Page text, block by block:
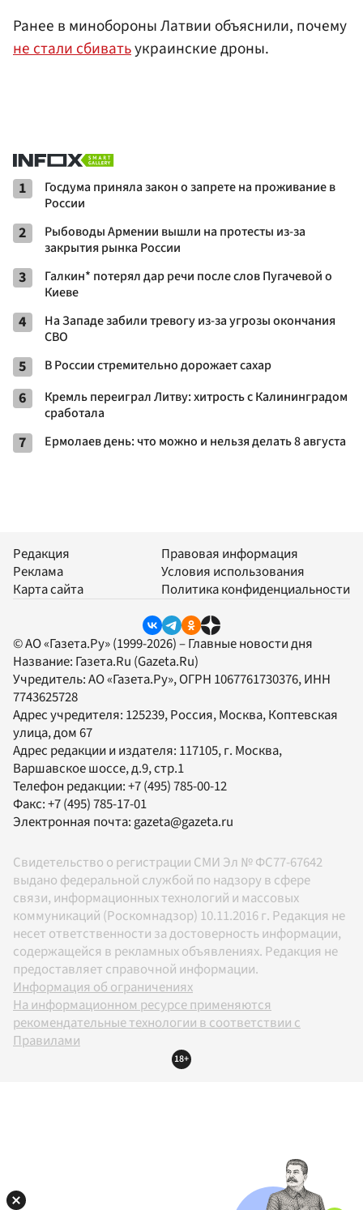
Ранее в минобороны Латвии объяснили, почему
не стали сбиватьукраинские дроны.
1
Госдума приняла закон о запрете на проживание в
России
2
Рыбоводы Армении вышли на протесты из-за
закрытия рынка России
3
Галкин* потерял дар речи после слов Пугачевой о
Киеве
4
На Западе забили тревогу из-за угрозы окончания
СВО
5 В России стремительно дорожает сахар
6
Кремль переиграл Литву: хитрость с Калининградом
сработала
7 Ермолаев день: что можно и нельзя делать 8 августа
Редакция
Реклама
Карта сайта
Правовая информация
Условия использования
Политика конфиденциальности
© АО «Газета.Ру» (1999-2026) – Главные новости дня
Название: Газета.Ru (Gazeta.Ru)
Учредитель:АО «Газета.Ру», ОГРН 1067761730376, ИНН
7743625728
Адрес учредителя: 125239, Россия, Москва, Коптевская
улица, дом 67
Адрес редакции и издателя: 117105, г. Москва,
Варшавское шоссе, д.9, стр.1
Телефон редакции:+7 (495) 785-00-12
Факс:+7 (495) 785-17-01
Электронная почта: gazeta@gazeta.ru
Свидетельство о регистрации СМИ Эл № ФС77-67642
выдано федеральной службой по надзору в сфере
связи, информационных технологий и массовых
коммуникаций (Роскомнадзор) 10.11.2016 г. Редакция не
несет ответственности за достоверность информации,
содержащейся в рекламных объявлениях. Редакция не
предоставляет справочной информации.
Информация об ограничениях
На информационном ресурсе применяются
рекомендательные технологии в соответствии с
Правилами
18+